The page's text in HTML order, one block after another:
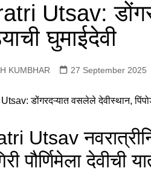
Utsav:
घुमाईदेवी
KUMBHAR 27 September 2025
Utsav
पौर्णिमेला देवीची